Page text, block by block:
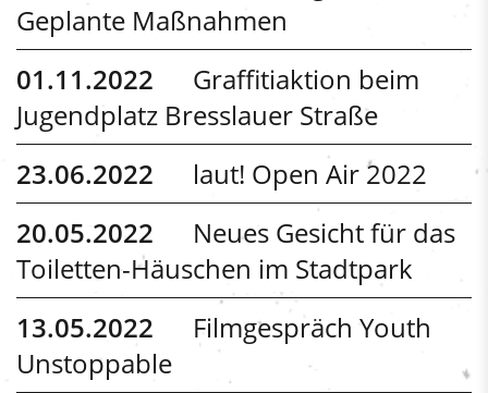
Geplante Maßnahmen
01.11.2022
Graffitiaktion beim
Jugendplatz Bresslauer Straße
23.06.2022
laut! Open Air 2022
20.05.2022
Neues Gesicht für das
Toiletten-Häuschen im Stadtpark
13.05.2022
Filmgespräch Youth
Unstoppable